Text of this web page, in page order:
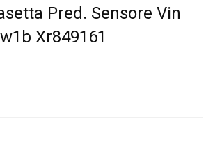
Pred. Sensore Vin
Xr849161